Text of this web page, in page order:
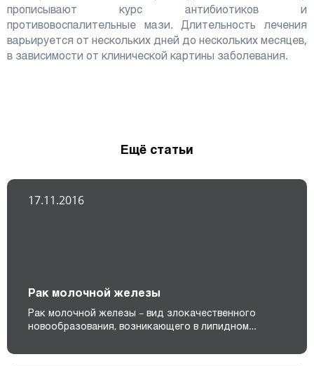
прописывают курс антибиотиков и
противовоспалительные мази. Длительность лечения
варьируется от нескольких дней до нескольких месяцев,
в зависимости от клинической картины заболевания.
Ещё статьи
17.11.2016
Рак молочной железы
Рак молочной железы – вид злокачественного
новообразования, возникающего в липидном…